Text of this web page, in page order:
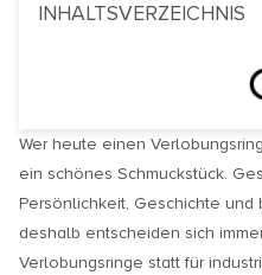
INHALTSVERZEICHNIS
Wer heute einen
ein schönes Schmuckstück.
Persönlichkeit, Geschichte und
deshalb entscheiden sich
Verlobungsringe statt für